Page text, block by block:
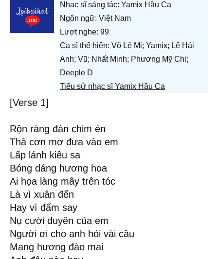
Nhạc sĩ sáng tác: Yamix Hầu Ca
Ngôn ngữ: Việt Nam
Lượt nghe: 99
Ca sĩ thể hiện: Võ Lê Mi; Yamix; Lê Hải
Anh; Vũ; Nhất Minh; Phương Mỹ Chi;
Deeple D
Tiểu sử nhạc sĩ Yamix Hầu Ca
[Verse 1]
Rộn ràng đàn chim én
Thả cơn mơ đưa vào em
Lấp lánh kiêu sa
Bóng dáng hương hoa
Ai họa làng mây trên tóc
Là vì xuân đến
Hay vì đấm say
Nụ cười duyên của em
Người ơi cho anh hỏi vài câu
Mang hương đào mai